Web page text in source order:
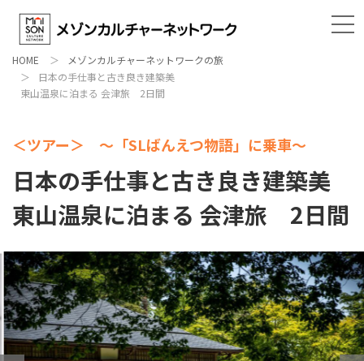
HOME
メゾンカルチャーネットワークの旅
日本の手仕事と古き良き建築美
東山温泉に泊まる 会津旅 2日間
＜ツアー＞ ～「SLばんえつ物語」に乗車～
日本の手仕事と古き良き建築美
東山温泉に泊まる 会津旅 2日間